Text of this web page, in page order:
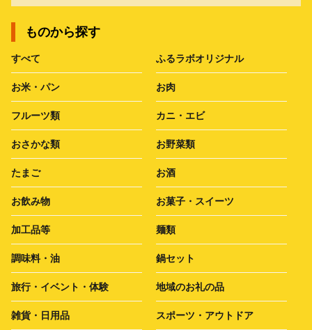
ものから探す
すべて ふるラボオリジナル
お米・パン お肉
フルーツ類 カニ・エビ
おさかな類 お野菜類
たまご お酒
お飲み物 お菓子・スイーツ
加工品等 麺類
調味料・油 鍋セット
旅行・イベント・体験 地域のお礼の品
雑貨・日用品 スポーツ・アウトドア